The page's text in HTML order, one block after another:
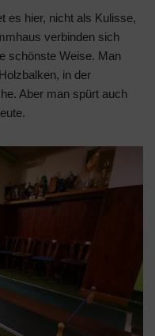
es hier, nicht als Kulisse,
verbinden sich
schönste Weise. Man
in der
Aber man spürt auch